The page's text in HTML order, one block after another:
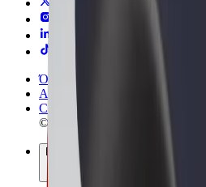
Όροι & Προϋποθέσεις
Απόρρητο
Cookies
© 2026 Bolt Technology OÜ
Προϊόντα